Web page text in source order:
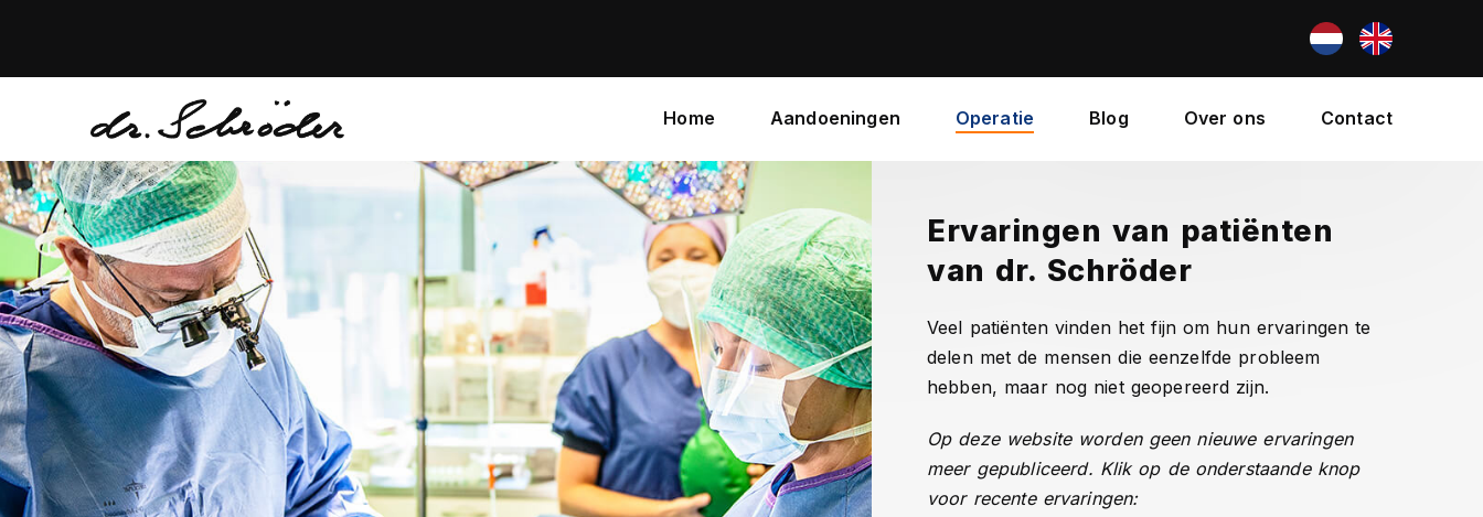
Home Aandoeningen Operatie Blog Over ons Contact
Ervaringen van patiënten
van dr. Schröder
Veel patiënten vinden het fijn om hun ervaringen te
delen met de mensen die eenzelfde probleem
hebben, maar nog niet geopereerd zijn.
Op deze website worden geen nieuwe ervaringen
meer gepubliceerd. Klik op de onderstaande knop
voor recente ervaringen: